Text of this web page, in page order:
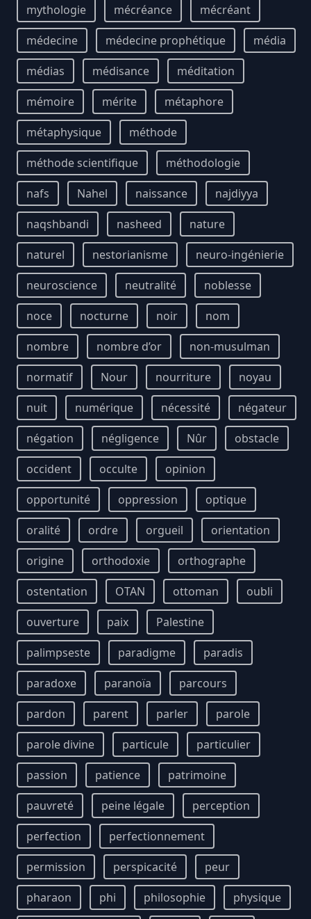
mythologie mécréance
mécréant
médecine
médecine prophétique
média
médias
médisance
méditation
mémoire
mérite
métaphore
métaphysique
méthode
méthode scientifique
méthodologie
nafs
Nahel naissance
najdiyya
naqshbandi
nasheed
nature
naturel
nestorianisme
neuro-ingénierie
neuroscience
neutralité
noblesse
noce
nocturne noir
nom
nombre
nombre d’or
non-musulman
normatif
Nour nourriture
noyau
nuit
numérique nécessité
négateur
négation
négligence Nûr
obstacle
occident
occulte
opinion
opportunité
oppression
optique
oralité
ordre orgueil
orientation
origine
orthodoxie
orthographe
ostentation
OTAN ottoman
oubli
ouverture
paix
Palestine
palimpseste
paradigme
paradis
paradoxe
paranoïa
parcours
pardon
parent parler
parole
parole divine
particule
particulier
passion
patience
patrimoine
pauvreté
peine légale
perception
perfection
perfectionnement
permission
perspicacité
peur
pharaon
phi philosophie
physique